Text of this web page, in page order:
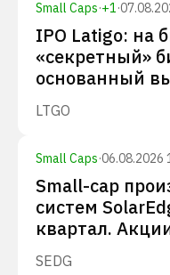
Small Caps·+1·
IPO Latigo: на
«секретный»
основанный
LTGO
Small Caps·06.08.2026
Small-cap
систем
квартал.
SEDG